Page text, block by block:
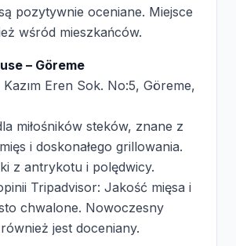
pozytywnie oceniane. Miejsce
wśród mieszkańców.
– Göreme
Kazım Eren Sok. No:5, Göreme,
miłośników steków, znane z
i doskonałego grillowania.
z antrykotu i polędwicy.
Tripadvisor: Jakość mięsa i
chwalone. Nowoczesny
jest doceniany.